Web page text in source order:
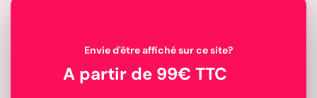
Envie d'être affiché sur ce site?
A partir de 99€ TTC